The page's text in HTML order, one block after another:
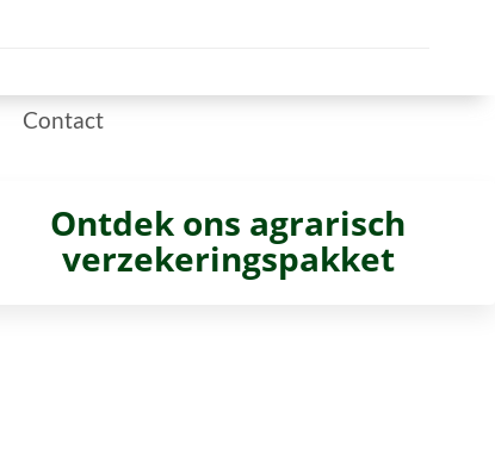
Contact
Ontdek ons agrarisch
verzekeringspakket